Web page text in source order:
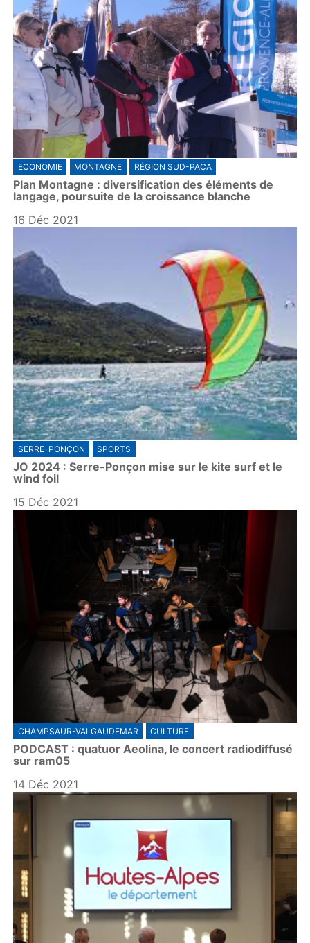
ECONOMIE MONTAGNE RÉGION SUD-PACA
Plan Montagne : diversification des éléments de
langage, poursuite de la croissance blanche
16 Déc 2021
SERRE-PONÇON SPORTS
JO 2024 : Serre-Ponçon mise sur le kite surf et le
wind foil
15 Déc 2021
CHAMPSAUR-VALGAUDEMAR CULTURE
PODCAST : quatuor Aeolina, le concert radiodiffusé
sur ram05
14 Déc 2021